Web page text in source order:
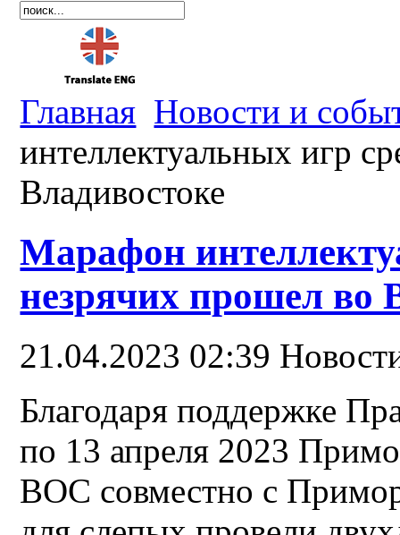
Главная Новости и
интеллектуальных игр
Владивостоке
Марафон
незрячих прошел во
21.04.2023 02:39
Благодаря поддержке
по 13 апреля 2023
ВОС совместно с